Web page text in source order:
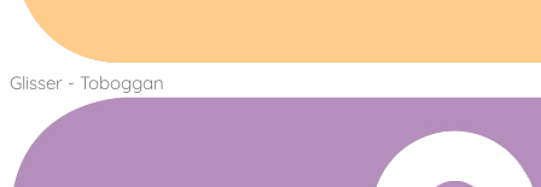
Glisser - Toboggan